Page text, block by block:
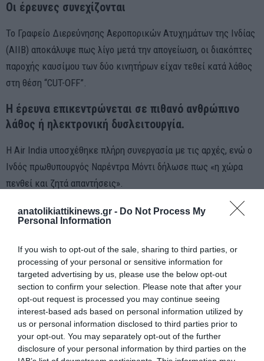
anatolikiattikinews.gr - Do Not Process My
Personal Information
If you wish to opt-out of the sale, sharing to third parties, or
processing of your personal or sensitive information for
targeted advertising by us, please use the below opt-out
section to confirm your selection. Please note that after your
opt-out request is processed you may continue seeing
interest-based ads based on personal information utilized by
us or personal information disclosed to third parties prior to
your opt-out. You may separately opt-out of the further
disclosure of your personal information by third parties on the
Οι έρευνες συνεχίζονται
Το Γραφείο Διερεύνησης Αεροπορικών Ατυχημάτων της Ινδίας
(AIIB) αποκάλυψε πως λίγο μετά την απογείωση, οι διακόπτες
παροχής καυσίμου των δύο κινητήρων είχαν τεθεί κατά λάθος
στη θέση “CUT-OFF”.
Η έρευνα επικεντρώνεται σε πιθανό ανθρώπινο
λάθος ή ηλεκτρονική δυσλειτουργία.
Η Air India υποσχέθηκε πλήρη συνεργασία με τις αρχές, ενώ ο
Ινδός πρωθυπουργός Ναρέντρα Μόντι δήλωσε πως «η χώρα
πενθεί και ζητά απαντήσεις».